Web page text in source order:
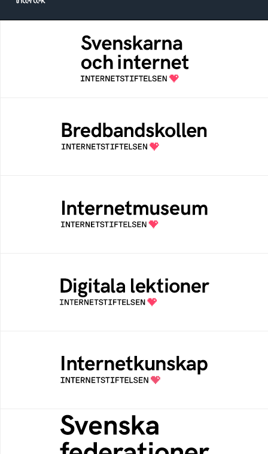
Svenskarna och internet
En årlig studie av svenska folkets
internetvanor
Bredbandskollen är ett oberoende
konsumentverktyg som drivs av
Internetstiftelsen
Ett digitalt museum som byggts, och kureras
av Internetstiftelsen
Öppen digital lärresurs med färdiga lektioner
för alla stadier i grundskolan
Samlad kunskap som hjälper dig att bli en
säker och medveten internetanvändare
Svenska federationer
Grunden för medlemskap i en sektors- eller